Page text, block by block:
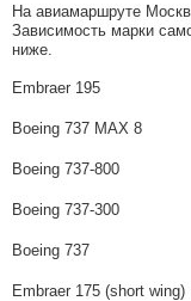
На авиамаршруте
Зависимость марки
ниже.
Embraer 195
Boeing 737 MAX 8
Boeing 737-800
Boeing 737-300
Boeing 737
Embraer 175 (short wing)